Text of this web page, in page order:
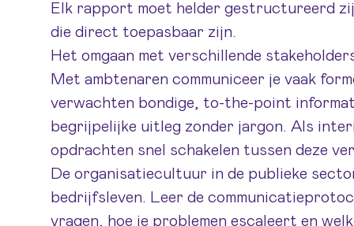
Elk rapport moet helder gestructureerd
die direct toepasbaar zijn.
Het omgaan met verschillende
Met ambtenaren communiceer je vaak
verwachten bondige, to-the-point
begrijpelijke uitleg zonder jargon. Als
opdrachten snel schakelen tussen deze
De organisatiecultuur in de publieke
bedrijfsleven. Leer de
vragen, hoe je problemen escaleert en